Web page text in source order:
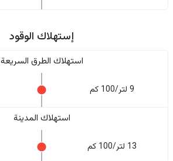
إستهلاك الوقود
استهلاك الطرق السريعة
9 لتر/100 كم
استهلاك المدينة
13 لتر/100 كم